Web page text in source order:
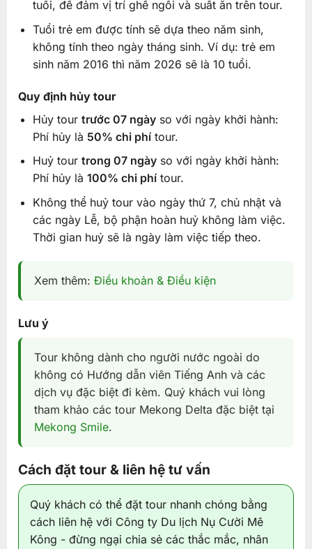
tuổi, để đảm vị trí ghế ngồi và suất ăn trên tour.
Tuổi trẻ em được tính sẽ dựa theo năm sinh,
không tính theo ngày tháng sinh. Ví dụ: trẻ em
sinh năm 2016 thì năm 2026 sẽ là 10 tuổi.
Quy định hủy tour
Hủy tour trước 07 ngàyso với ngày khởi hành:
Phí hủy là 50% chi phítour.
Huỷ tour trong 07 ngàyso với ngày khởi hành:
Phí hủy là 100% chi phítour.
Không thể huỷ tour vào ngày thứ 7, chủ nhật và
các ngày Lễ, bộ phận hoàn huỷ không làm việc.
Thời gian huỷ sẽ là ngày làm việc tiếp theo.
Xem thêm: Điều khoản & Điều kiện
Lưu ý
Tour không dành cho người nước ngoài do
không có Hướng dẫn viên Tiếng Anh và các
dịch vụ đặc biệt đi kèm. Quý khách vui lòng
tham khảo các tour Mekong Delta đặc biệt tại
Mekong Smile.
Cách đặt tour & liên hệ tư vấn
Quý khách có thể đặt tour nhanh chóng bằng
cách liên hệ với Công ty Du lịch Nụ Cười Mê
Kông - đừng ngại chia sẻ các thắc mắc, nhân